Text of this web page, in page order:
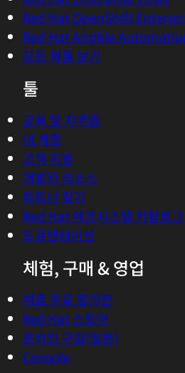
Red Hat OpenShift
Red Hat Ansible
모든 제품 보기
툴
교육 및 자격증
내 계정
고객 지원
개발자 리소스
파트너 찾기
Red Hat 에코시스템 카탈로그
도큐멘테이션
체험, 구매 & 영업
제품 무료 평가판
Red Hat 스토어
온라인 구입(일본)
Console